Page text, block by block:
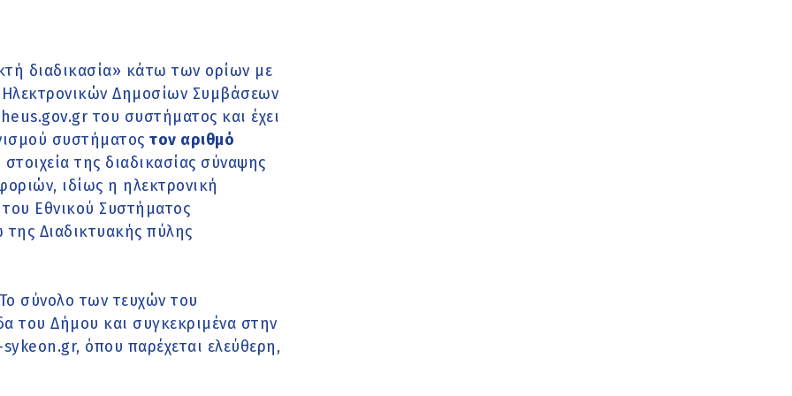
διαδικασία» κάτω των ορίων με
Δημοσίων Συμβάσεων
του συστήματος και έχει
συστήµατος τον αριθµό
της διαδικασίας σύναψης
ιδίως η ηλεκτρονική
Εθνικού Συστήματος
Διαδικτυακής πύλης
σύνολο των τευχών του
του Δήμου και συγκεκριμένα στην
όπου παρέχεται ελεύθερη,